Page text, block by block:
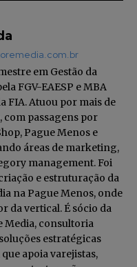
assinando
ilimitada de artigos e
em Gestão da
FGV-EAESP e MBA
FIA. Atuou por mais de
com passagens por
Pague Menos e
áreas de marketing,
management. Foi
e estruturação da
na Pague Menos, onde
da vertical. É sócio da
Media, consultoria
estratégicas
apoia varejistas,